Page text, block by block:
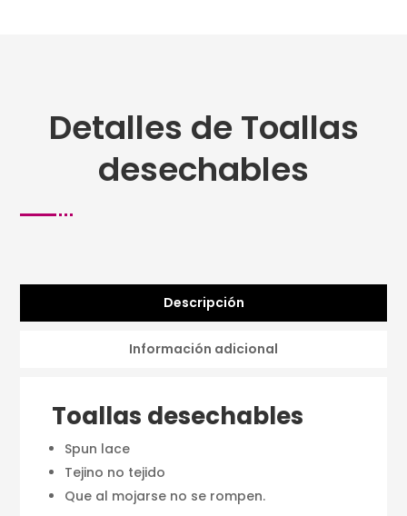
Detalles de Toallas
desechables
Descripción
Información adicional
Toallas desechables
Spun lace
Tejino no tejido
Que al mojarse no se rompen.